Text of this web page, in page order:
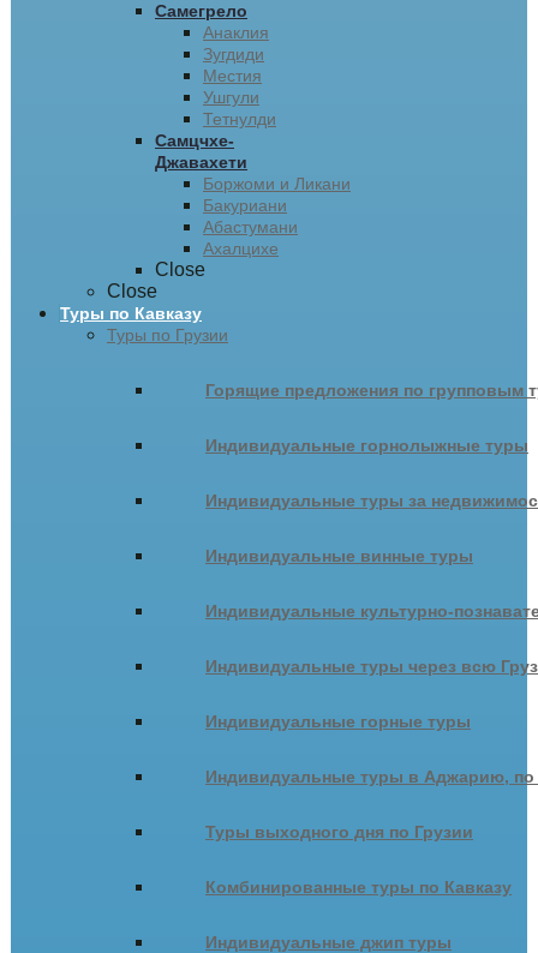
Самегрело
Анаклия
Зугдиди
Местия
Ушгули
Тетнулди
Самцчхе-
Джавахети
Боржоми и Ликани
Бакуриани
Абастумани
Ахалцихе
Close
Close
Туры по Кавказу
Туры по Грузии
Горящие предложения по групповым
Индивидуальные горнолыжные туры
Индивидуальные туры за
Индивидуальные винные туры
Индивидуальные культурно-
Индивидуальные туры через всю
Индивидуальные горные туры
Индивидуальные туры в Аджарию,
Туры выходного дня по Грузии
Комбинированные туры по Кавказу
Индивидуальные джип туры